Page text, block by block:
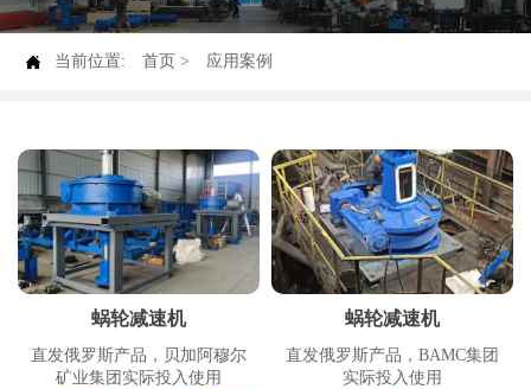
 当前位置: 首页 > 应用案例
蜗轮减速机
直发俄罗斯产品，贝加阿穆尔
矿业集团实际投入使用
蜗轮减速机
直发俄罗斯产品，BAMC集团
实际投入使用